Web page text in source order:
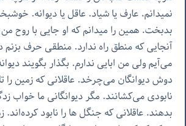
نمیدانم. عارف یا شیاد. عاقل یا دیوانه.
بدبخت. همین را میدانم که او جایی با روح
آنجایی که منطق راه ندارد. منطقی حرف بزنم
می‌آیم ولی من ابایی ندارم. بگذار بگویند
دوش دیوانگان می‌چرخد. عاقلانی که زمین را
نابودی می‌کشانند. مگر دیوانگانی ما خواب
بدهند. عاقلانی که جنگل ها را نابود کرده‌اند.